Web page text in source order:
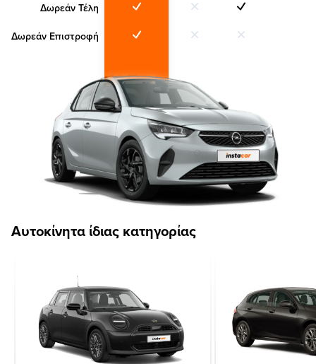
Δωρεάν Τέλη
Δωρεάν Επιστροφή
Αυτοκίνητα ίδιας κατηγορίας